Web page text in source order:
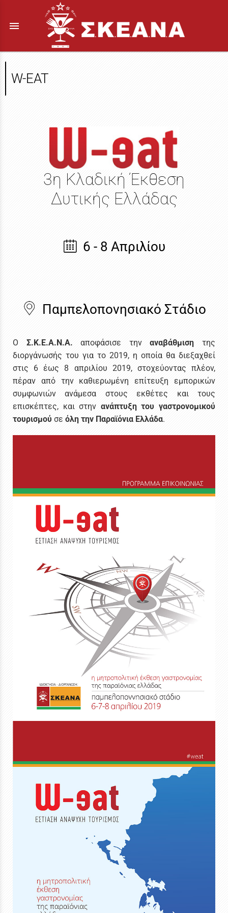
menu
W-EAT
3η Κλαδική Έκθεση
Δυτικής Ελλάδας
6 - 8 Απριλίου
Παμπελοπονησιακό Στάδιο
Ο Σ.Κ.Ε.Α.Ν.Α. αποφάσισε τηναναβάθμιση της
διοργάνωσής του για το 2019, η οποία θα διεξαχθεί
στις 6 έως 8 απριλίου 2019, στοχεύοντας πλέον,
πέραν από την καθιερωμένη επίτευξη εμπορικών
συμφωνιών ανάμεσα στους εκθέτες και τους
επισκέπτες, και στην ανάπτυξη του γαστρονομικού
τουρισμού σε όλη την Παραϊόνια Ελλάδα.